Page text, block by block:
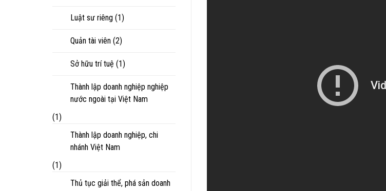
Luật sư riêng (1)
Quản tài viên (2)
Sở hữu trí tuệ (1)
Thành lập doanh nghiệp nghiệp
nước ngoài tại Việt Nam
(1)
Thành lập doanh nghiệp, chi
nhánh Việt Nam
(1)
Thủ tục giải thể, phá sản doanh